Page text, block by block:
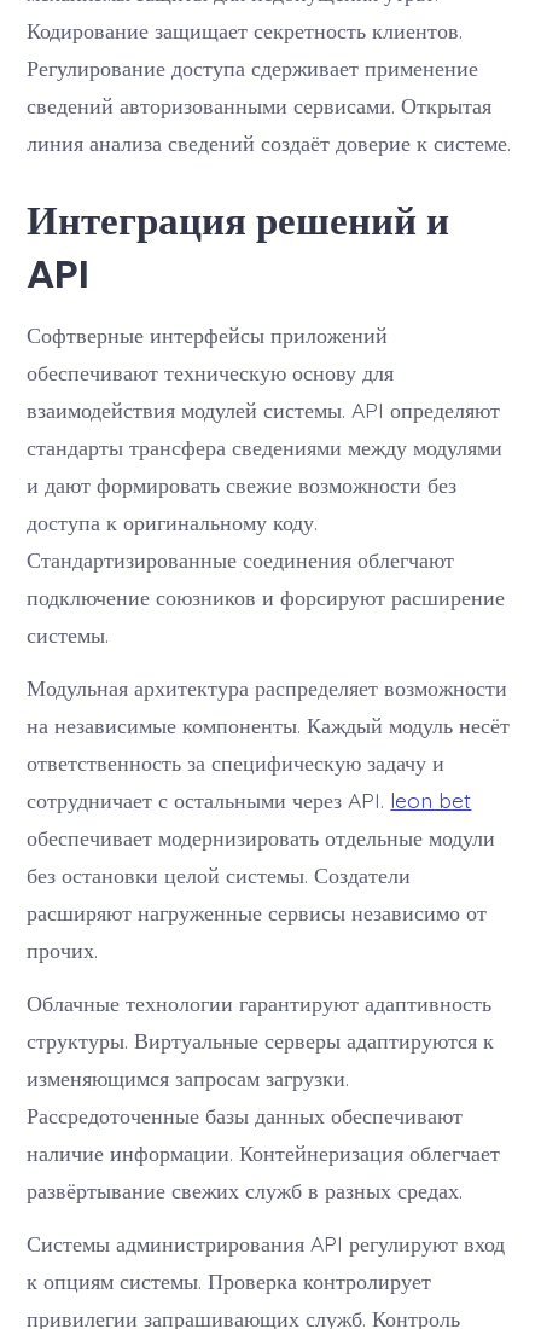
Кодирование защищает секретность клиентов.
Регулирование доступа сдерживает применение
сведений авторизованными сервисами. Открытая
линия анализа сведений создаёт доверие к системе.
Интеграция решений и
API
Софтверные интерфейсы приложений
обеспечивают техническую основу для
взаимодействия модулей системы. API определяют
стандарты трансфера сведениями между модулями
и дают формировать свежие возможности без
доступа к оригинальному коду.
Стандартизированные соединения облегчают
подключение союзников и форсируют расширение
системы.
Модульная архитектура распределяет возможности
на независимые компоненты. Каждый модуль несёт
ответственность за специфическую задачу и
сотрудничает с остальными через API. leon bet
обеспечивает модернизировать отдельные модули
без остановки целой системы. Создатели
расширяют нагруженные сервисы независимо от
прочих.
Облачные технологии гарантируют адаптивность
структуры. Виртуальные серверы адаптируются к
изменяющимся запросам загрузки.
Рассредоточенные базы данных обеспечивают
наличие информации. Контейнеризация облегчает
развёртывание свежих служб в разных средах.
Системы администрирования API регулируют вход
к опциям системы. Проверка контролирует
привилегии запрашивающих служб. Контроль